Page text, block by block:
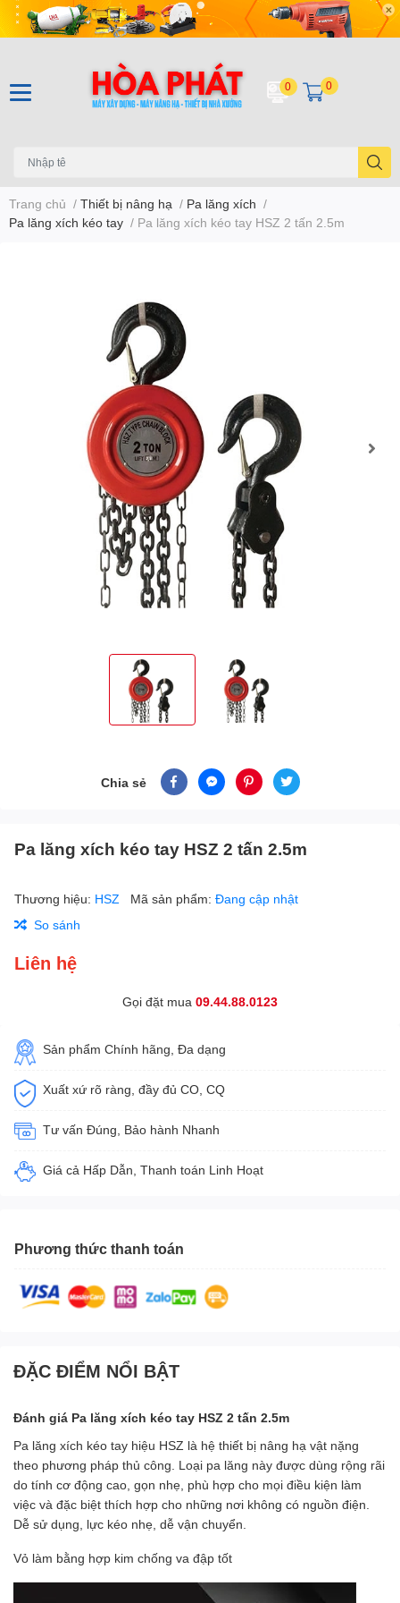
0 0
Trang chủ / Thiết bị nâng hạ / Pa lăng xích /
Pa lăng xích kéo tay / Pa lăng xích kéo tay HSZ 2 tấn 2.5m
Chia sẻ
Pa lăng xích kéo tay HSZ 2 tấn 2.5m
Thương hiệu: HSZ Mã sản phẩm: Đang cập nhật
So sánh
Liên hệ
Gọi đặt mua 09.44.88.0123
Sản phẩm Chính hãng, Đa dạng
Xuất xứ rõ ràng, đầy đủ CO, CQ
Tư vấn Đúng, Bảo hành Nhanh
Giá cả Hấp Dẫn, Thanh toán Linh Hoạt
Phương thức thanh toán
ĐẶC ĐIỂM NỔI BẬT
Đánh giá Pa lăng xích kéo tay HSZ 2 tấn 2.5m
Pa lăng xích kéo tay hiệu HSZ là hệ thiết bị nâng hạ vật nặng
theo phương pháp thủ công. Loại pa lăng này được dùng rộng rãi
do tính cơ động cao, gọn nhẹ, phù hợp cho mọi điều kiện làm
việc và đặc biệt thích hợp cho những nơi không có nguồn điện.
Dễ sử dụng, lực kéo nhẹ, dễ vận chuyển.
Vỏ làm bằng hợp kim chống va đập tốt